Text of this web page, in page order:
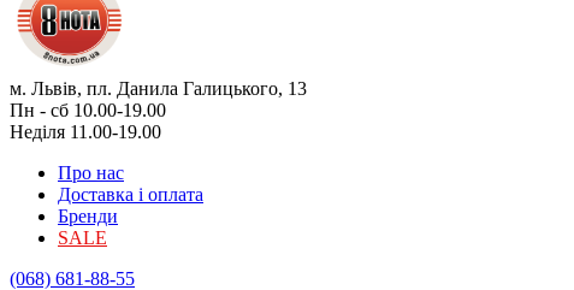
м. Львів, пл. Данила Галицького, 13
Пн - сб 10.00-19.00
Неділя 11.00-19.00
Про нас
Доставка і оплата
Бренди
SALE
(068) 681-88-55